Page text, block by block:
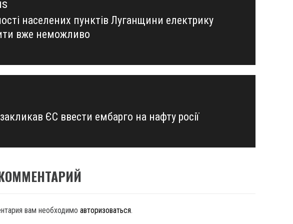
населених пунктів Луганщини електрику
вже неможливо
ЄС ввести ембарго на нафту росії
вам необходимо авторизоваться.